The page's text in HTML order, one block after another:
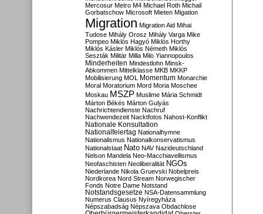
Mercosur Metro M4 Michael Roth Michail
Gorbatschow Microsoft Mieten Migation
Migration Migration Aid Mihai
Tudose Mihály Orosz Mihály Varga Mike
Pompeo Miklós Hagyó Miklós Horthy
Miklós Kásler Miklós Németh Miklós
Seszták Militär Milla Milo Yiannopoulos
Minderheiten Mindestlohn Minsk-
Abkommen Mittelklasse MKB MKKP
Mobilisierung MOL Momentum Monarchie
Moral Moratorium Mord Moria Moschee
Moskau MSZP Muslime Mária Schmidt
Márton Békés Márton Gulyás
Nachrichtendienste Nachruf
Nachwendezeit Nacktfotos Nahost-Konflikt
Nationale Konsultation
Nationalfeiertag Nationalhymne
Nationalismus Nationalkonservatismus
Nationalstaat Nato NAV Nazideutschland
Nelson Mandela Neo-Macchiavellismus
Neofaschisten Neoliberalität NGOs
Niederlande Nikola Gruevski Nobelpreis
Nordkorea Nord Stream Norwegischer
Fonds Notre Dame Notstand
Notstandsgesetze NSA-Datensammlung
Numerus Clausus Nyíregyháza
Népszabadság Népszava Obdachlose